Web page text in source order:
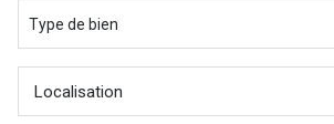
Type de bien
Localisation